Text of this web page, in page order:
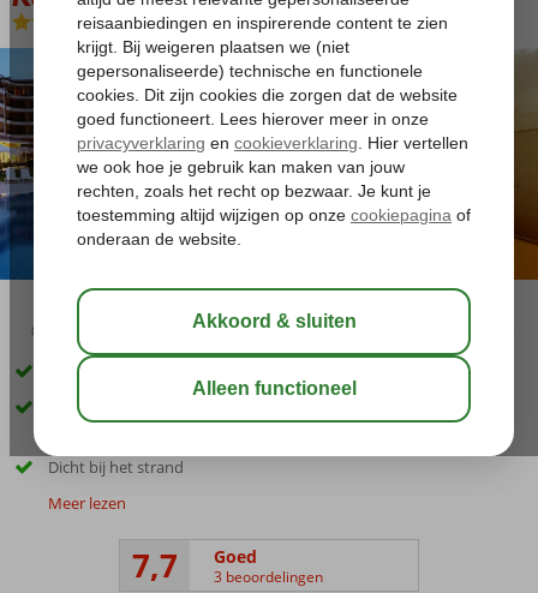
Logies-Appartement
03:00 aug 29°C
Ruime appartementen
In de directe omgeving ruim aanbod winkeltjes, restaurants en
Dicht bij het strand
Meer lezen
7,7 Goed
3 beoordelingen